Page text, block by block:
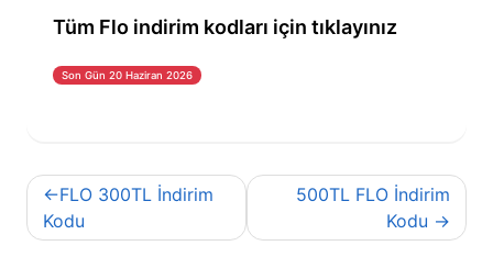
Tüm Flo indirim kodları için tıklayınız
Son Gün 20 Haziran 2026
Yazı
gezinmesi
FLO 300TL İndirim
Kodu
500TL FLO İndirim
Kodu